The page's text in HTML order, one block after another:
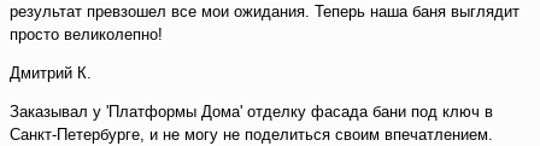
результат превзошел все мои ожидания. Теперь наша баня выглядит
просто великолепно!
Дмитрий К.
Заказывал у 'Платформы Дома' отделку фасада бани под ключ в
Санкт-Петербурге, и не могу не поделиться своим впечатлением.